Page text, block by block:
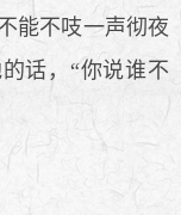
能不吱一声彻夜
话，“你说谁不